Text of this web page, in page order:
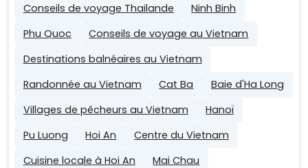
Conseils de voyage Thailande
Ninh Binh
Phu Quoc
Conseils de voyage au Vietnam
Destinations balnéaires au Vietnam
Randonnée au Vietnam
Cat Ba
Baie d'Ha Long
Villages de pêcheurs au Vietnam
Hanoï
Pu Luong
Hoi An
Centre du Vietnam
Cuisine locale à Hoi An
Mai Chau